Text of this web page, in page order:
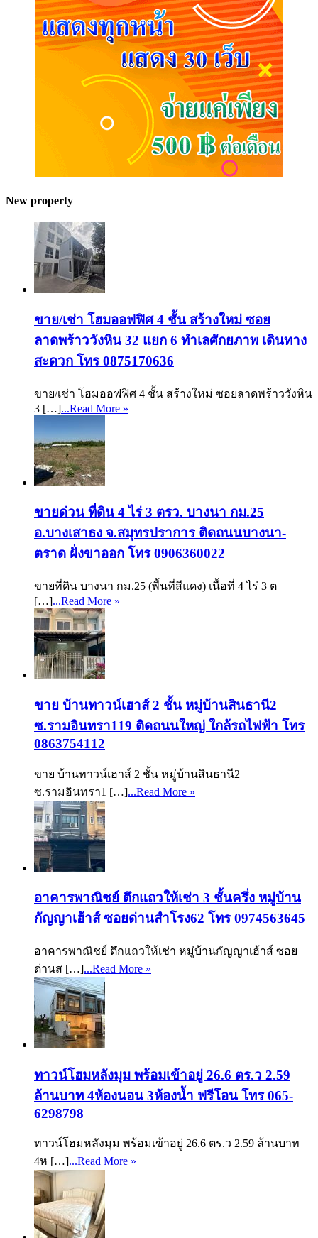
New property
ขาย/เช่า โฮมออฟฟิศ 4 ชั้น สร้างใหม่ ซอย
ลาดพร้าววังหิน 32 แยก 6 ทำเลศักยภาพ เดินทาง
สะดวก โทร 0875170636
ขาย/เช่า โฮมออฟฟิศ 4 ชั้น สร้างใหม่ ซอยลาดพร้าววังหิน
3 […]...Read More »
ขายด่วน ที่ดิน 4 ไร่ 3 ตรว. บางนา กม.25
อ.บางเสาธง จ.สมุทรปราการ ติดถนนบางนา-
ตราด ฝั่งขาออก โทร 0906360022
ขายที่ดิน บางนา กม.25 (พื้นที่สีแดง) เนื้อที่ 4 ไร่ 3 ต
[…]...Read More »
ขาย บ้านทาวน์เฮาส์ 2 ชั้น หมู่บ้านสินธานี2
ซ.รามอินทรา119 ติดถนนใหญ่ ใกล้รถไฟฟ้า โทร
0863754112
ขาย บ้านทาวน์เฮาส์ 2 ชั้น หมู่บ้านสินธานี2
ซ.รามอินทรา1 […]...Read More »
อาคารพาณิชย์ ตึกแถวให้เช่า 3 ชั้นครึ่ง หมู่บ้าน
กัญญาเฮ้าส์ ซอยด่านสำโรง62 โทร 0974563645
อาคารพาณิชย์ ตึกแถวให้เช่า หมู่บ้านกัญญาเฮ้าส์ ซอย
ด่านส […]...Read More »
ทาวน์โฮมหลังมุม พร้อมเข้าอยู่ 26.6 ตร.ว 2.59
ล้านบาท 4ห้องนอน 3ห้องน้ำ ฟรีโอน โทร 065-
6298798
ทาวน์โฮมหลังมุม พร้อมเข้าอยู่ 26.6 ตร.ว 2.59 ล้านบาท
4ห […]...Read More »